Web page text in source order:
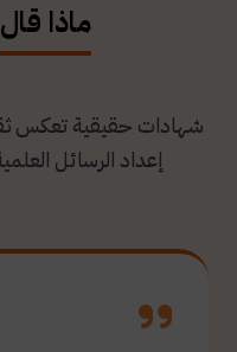
ماذا
شهادات حقيقية تعكس ثقة
إعداد الرسائل